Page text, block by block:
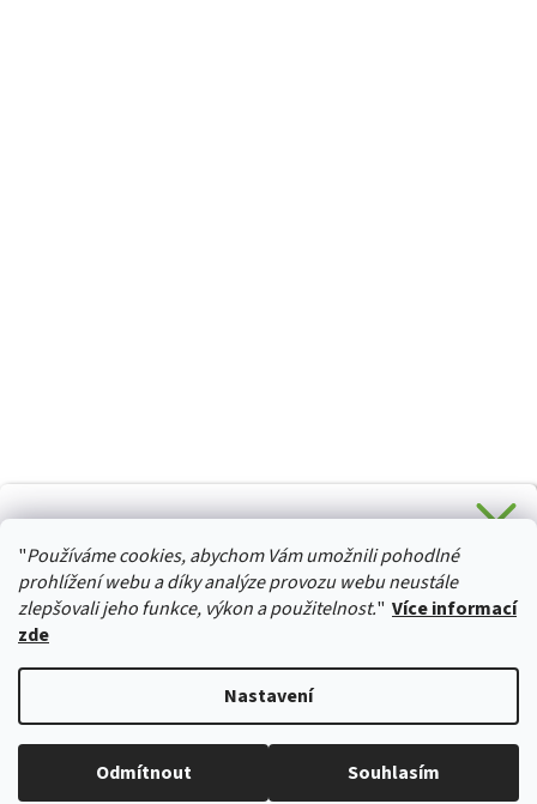
"Používáme cookies, abychom Vám umožnili pohodlné
prohlížení webu a díky analýze provozu webu neustále
zlepšovali jeho funkce, výkon a použitelnost." Více informací
zde
Nastavení
Odmítnout Souhlasím
HURTTA-COLLECTION.CZ
Copyright 2026izviratka.cz. Všechna práva vyhrazena.Upravit
Stačí se přihlásit k odběru novinek z našeho obchodu a je
Vaše :)
Ano, chci se přihlásit
Zásady zpracování osobních údajů